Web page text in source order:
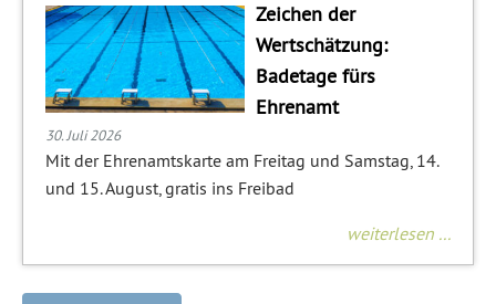
Zeichen der
Wertschätzung:
Badetage fürs
Ehrenamt
30. Juli 2026
Mit der Ehrenamtskarte am Freitag und Samstag, 14.
und 15. August, gratis ins Freibad
weiterlesen ...